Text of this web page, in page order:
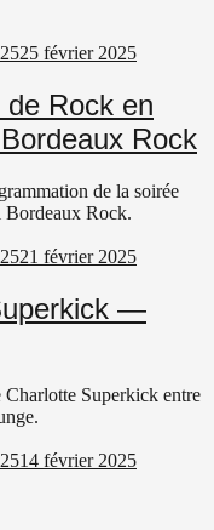
25 février 2025
Rock en
Rock
de la soirée
Bordeaux Rock.
21 février 2025
—
Superkick entre
14 février 2025